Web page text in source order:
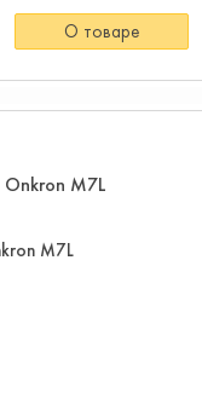
О товаре
M7L